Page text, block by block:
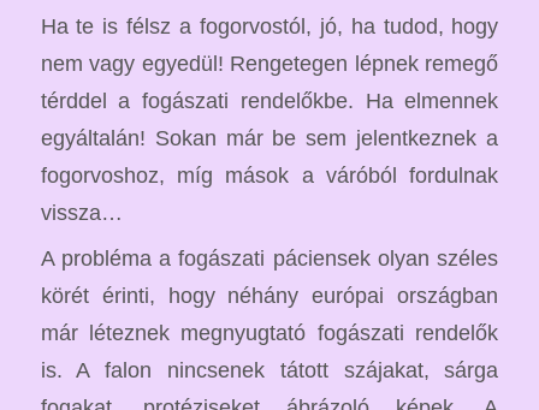
Ha te is félsz a fogorvostól, jó, ha tudod, hogy
nem vagy egyedül! Rengetegen lépnek remegő
térddel a fogászati rendelőkbe. Ha elmennek
egyáltalán! Sokan már be sem jelentkeznek a
fogorvoshoz, míg mások a váróból fordulnak
vissza…
A probléma a fogászati páciensek olyan széles
körét érinti, hogy néhány európai országban
már léteznek megnyugtató fogászati rendelők
is. A falon nincsenek tátott szájakat, sárga